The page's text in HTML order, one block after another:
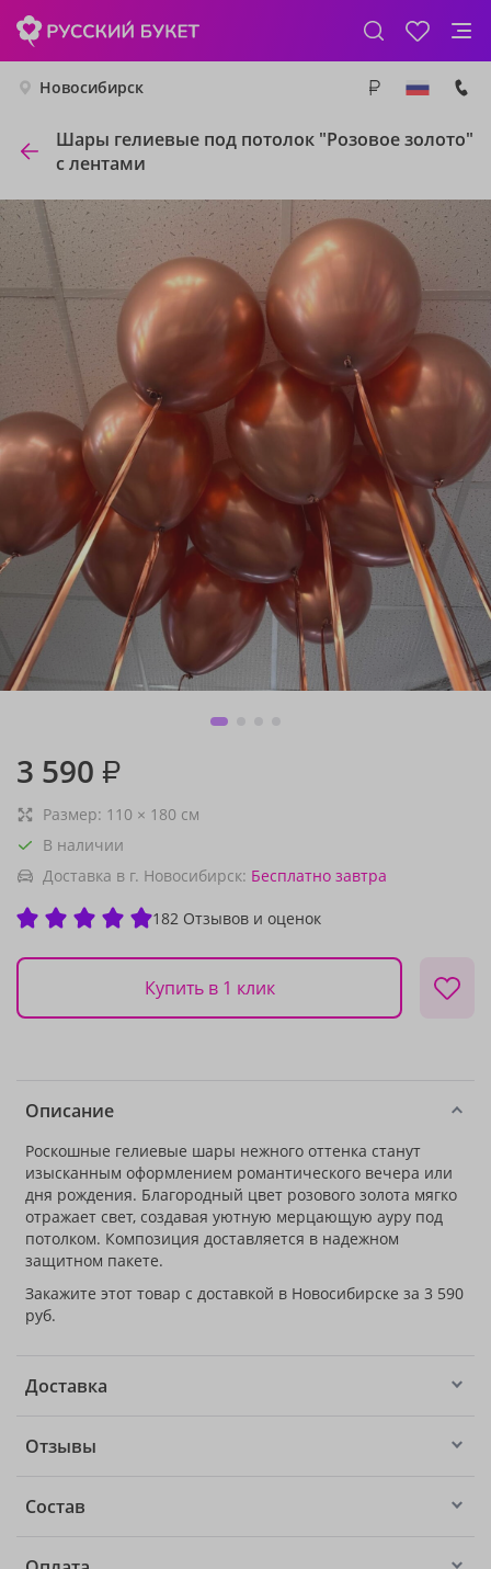
Новосибирск
Шары гелиевые под потолок "Розовое золото"
с лентами
3 590 ₽
Размер: 110 × 180 см
В наличии
Доставка в г. Новосибирск: Бесплатно завтра
182 Отзывов и оценок
Купить в 1 клик
Описание
Роскошные гелиевые шары нежного оттенка станут
изысканным оформлением романтического вечера или
дня рождения. Благородный цвет розового золота мягко
отражает свет, создавая уютную мерцающую ауру под
потолком. Композиция доставляется в надежном
защитном пакете.
Закажите этот товар с доставкой в Новосибирске за 3 590
руб.
Доставка
Отзывы
Состав